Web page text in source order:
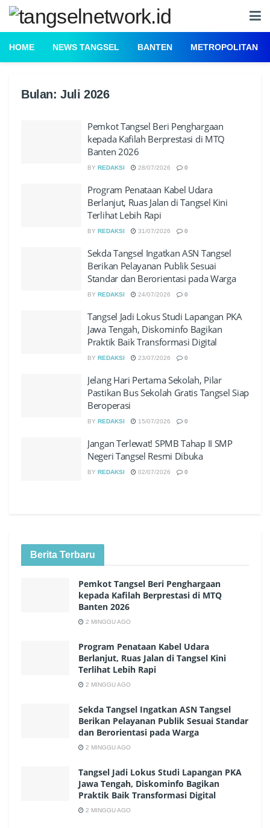
HOME NEWS TANGSEL BANTEN METROPOLITAN
Bulan:Juli 2026
Pemkot Tangsel Beri Penghargaan
kepada Kafilah Berprestasi di MTQ
Banten 2026
BY REDAKSI 28/07/2026 0
Program Penataan Kabel Udara
Berlanjut, Ruas Jalan di Tangsel Kini
Terlihat Lebih Rapi
BY REDAKSI 31/07/2026 0
Sekda Tangsel Ingatkan ASN Tangsel
Berikan Pelayanan Publik Sesuai
Standar dan Berorientasi pada Warga
BY REDAKSI 24/07/2026 0
Tangsel Jadi Lokus Studi Lapangan PKA
Jawa Tengah, Diskominfo Bagikan
Praktik Baik Transformasi Digital
BY REDAKSI 23/07/2026 0
Jelang Hari Pertama Sekolah, Pilar
Pastikan Bus Sekolah Gratis Tangsel Siap
Beroperasi
BY REDAKSI 15/07/2026 0
Jangan Terlewat! SPMB Tahap II SMP
Negeri Tangsel Resmi Dibuka
BY REDAKSI 02/07/2026 0
Berita Terbaru
Pemkot Tangsel Beri Penghargaan
kepada Kafilah Berprestasi di MTQ
Banten 2026
2 MINGGU AGO
Program Penataan Kabel Udara
Berlanjut, Ruas Jalan di Tangsel Kini
Terlihat Lebih Rapi
2 MINGGU AGO
Sekda Tangsel Ingatkan ASN Tangsel
Berikan Pelayanan Publik Sesuai Standar
dan Berorientasi pada Warga
2 MINGGU AGO
Tangsel Jadi Lokus Studi Lapangan PKA
Jawa Tengah, Diskominfo Bagikan
Praktik Baik Transformasi Digital
2 MINGGU AGO